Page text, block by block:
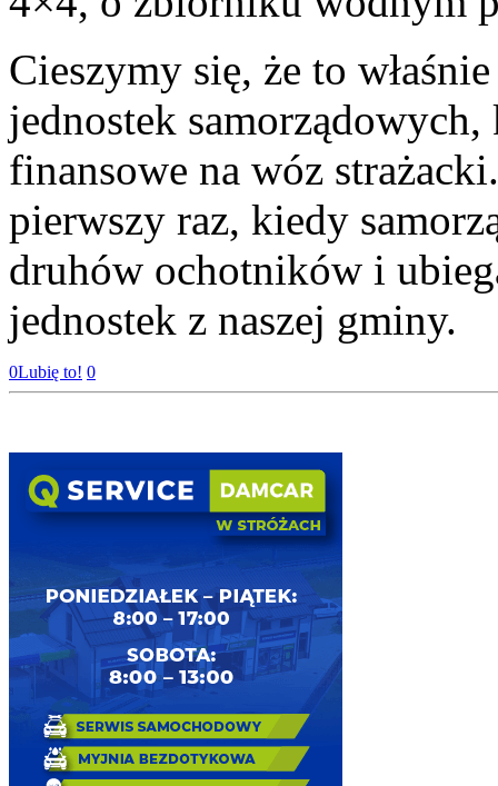
Cieszymy się, że to
jednostek
finansowe na wóz
pierwszy raz, kiedy
druhów ochotników i
jednostek z naszej gminy.
0Lubię to! 0